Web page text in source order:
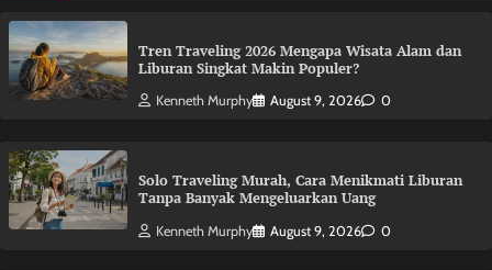
Tren Traveling 2026 Mengapa Wisata Alam dan
Liburan Singkat Makin Populer?
Kenneth Murphy August 9, 2026 0
Solo Traveling Murah, Cara Menikmati Liburan
Tanpa Banyak Mengeluarkan Uang
Kenneth Murphy August 9, 2026 0